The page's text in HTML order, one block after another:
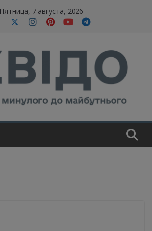
Пятница, 7 августа, 2026
modal-check